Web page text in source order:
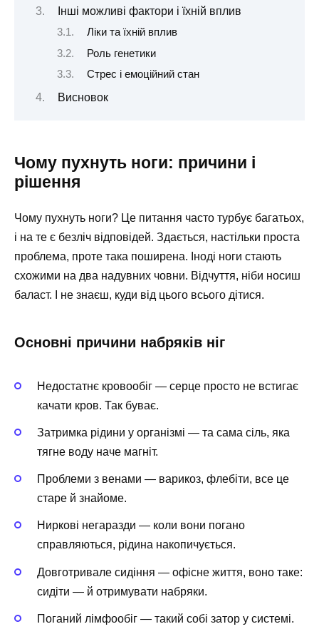
Інші можливі фактори і їхній вплив
Ліки та їхній вплив
Роль генетики
Стрес і емоційний стан
Висновок
Чому пухнуть ноги: причини і
рішення
Чому пухнуть ноги? Це питання часто турбує багатьох,
і на те є безліч відповідей. Здається, настільки проста
проблема, проте така поширена. Іноді ноги стають
схожими на два надувних човни. Відчуття, ніби носиш
баласт. І не знаєш, куди від цього всього дітися.
Основні причини набряків ніг
Недостатнє кровообіг — серце просто не встигає
качати кров. Так буває.
Затримка рідини у організмі — та сама сіль, яка
тягне воду наче магніт.
Проблеми з венами — варикоз, флебіти, все це
старе й знайоме.
Ниркові негаразди — коли вони погано
справляються, рідина накопичується.
Довготривале сидіння — офісне життя, воно таке:
сидіти — й отримувати набряки.
Поганий лімфообіг — такий собі затор у системі.